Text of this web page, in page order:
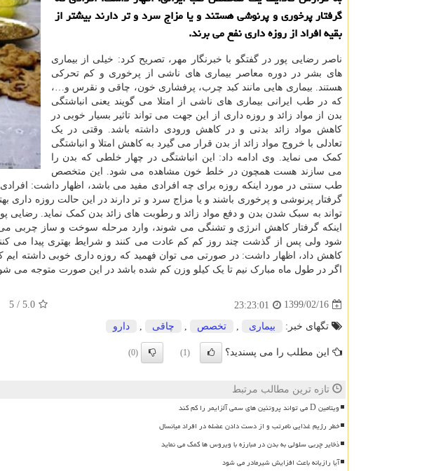
گرفتار پرخوری و پرنوشی هستند و یا مزاج سرد و تر دارند بیشتر از
بقیه افراد از روزه داری نفع می برند.
ناصر رضایی پور در گفتگو با خبرنگار مهر، تصریح کرد: خیلی از بیماری
های بشر در دوره معاصر بیماری های ناشی از پرخوری و کم تحرکی
هستند. بیماری هایی مانند کبد چرب، پرفشاری خون، چاقی و نقرس و…،
که در طب ایرانی بیماری های ناشی از امتلا می گویند یعنی انباشتگی
بدن از مواد زائد و روزه داری از این جهت می تواند تاثیر بسیار خوبی در
کاهش مواد زائد بدنی و در کاهش ورودی داشته باشد. وقتی در یک
تعادلی با خروج مواد زائد از بدن قرار می گیرد به کاهش امتلا و انباشتگی
کمک می نماید. وی ادامه داد: این انباشتگی در چهار خلطی که بدن را
می سازند هست همچون در خلط خون مشاهده می شود. این متخصص
طب سنتی در مورد اینکه روزه برای چه افرادی مفید می باشد، اظهار داشت:
گرفتار پرنوشی و پرخوری باشند و یا مزاج سرد و تر دارند در این حالت روزه
تواند به سبک شدن بدن و دفع مواد زائد و رطوبت های زائد بدن کمک نماید. رضایی
اینکه گرفتار کاهش انرژی و تشنگی می شوند، وارد مرحله سوخت و ساز چربی می
شود ولی پس از گذشت چند روز کم کم عادت می کنند و شرایط بهتری پیدا می
کاهش داد، اظهار داشت: در صورتی می توان فهمید که روزه داری خوبی داشته
اگر در طول ماه مبارک نیم تا یک کیلو وزن کم شده باشد در این صورت متوجه می
1399/02/16
23:23:01
5.0
/
5
تگهای خبر: بیماری , تخصص , چاقی , دارو
این مطلب را می پسندید؟ (1)
(0)
تازه ترین مطالب مرتبط
ویتامین D می تواند پروتئین های سمی آلزایمر را کم کند
خطر رژیم غذایی نامرتب و از دست دادن عضله در افراد میانسال
ذخایر چربی سلولی به بدن در مبارزه با ویروس ها کمک می نماید
آیا رازیانه باعث افزایش شیرمادر می شود